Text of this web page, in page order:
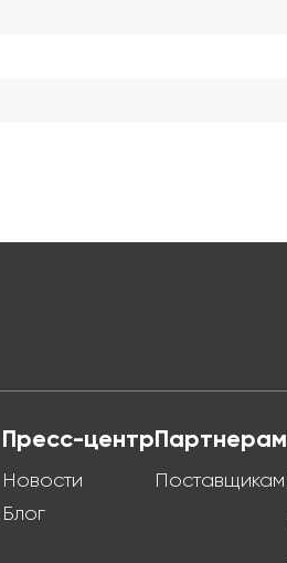
Пресс-центр
Новости
Блог
Партнерам
Поставщикам